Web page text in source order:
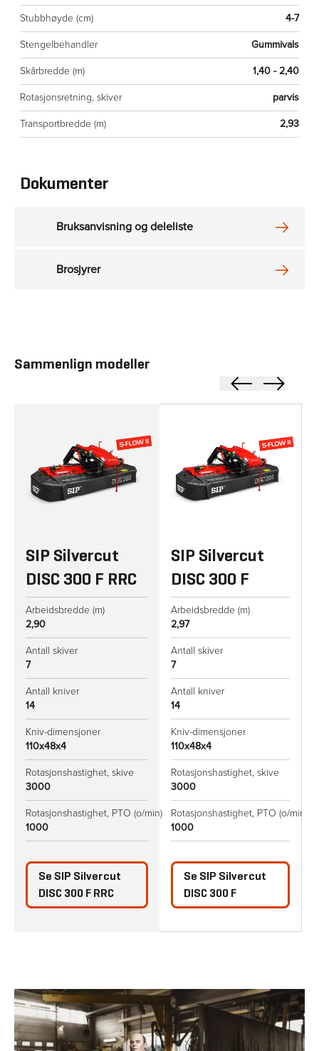
Stubbhøyde (cm)
4-7
Stengelbehandler
Gummivals
Skårbredde (m)
1,40 - 2,40
Rotasjonsretning, skiver
parvis
Transportbredde (m)
2,93
Dokumenter
Bruksanvisning og deleliste
Brosjyrer
Sammenlign modeller
SIP Silvercut DISC 300 F RRC
SIP Silvercut
DISC 300 F RRC
Arbeidsbredde (m)
2,90
Antall skiver
7
Antall kniver
14
Kniv-dimensjoner
110x48x4
Rotasjonshastighet, skive
3000
Rotasjonshastighet, PTO (o/min)
1000
Se SIP Silvercut
DISC 300 F RRC
SIP Silvercut DISC 300 F
SIP Silvercut
DISC 300 F
Arbeidsbredde (m)
2,97
Antall skiver
7
Antall kniver
14
Kniv-dimensjoner
110x48x4
Rotasjonshastighet, skive
3000
Rotasjonshastighet, PTO (o/min)
1000
Se SIP Silvercut
DISC 300 F